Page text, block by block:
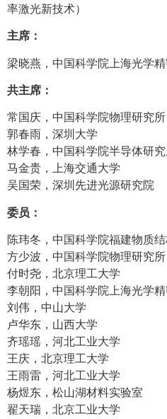
率激光新技术）
主席：
梁晓燕，中国科学院上海光学
共主席：
常国庆，中国科学院物理研究所
郭春雨，深圳大学
林学春，中国科学院半导体研
马金贵，上海交通大学
吴国荣，深圳先进光源研究院
委员：
陈玮冬，中国科学院福建物质
方少波，中国科学院物理研究所
付时尧，北京理工大学
李朝阳，中国科学院上海光学
刘伟，中山大学
卢华东，山西大学
齐瑶瑶，河北工业大学
王庆，北京理工大学
王雨雷，河北工业大学
杨煜东，松山湖材料实验室
翟天瑞，北京工业大学